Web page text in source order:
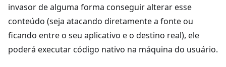
invasor de alguma forma conseguir alterar esse
conteúdo (seja atacando diretamente a fonte ou
ficando entre o seu aplicativo e o destino real), ele
poderá executar código nativo na máquina do usuário.